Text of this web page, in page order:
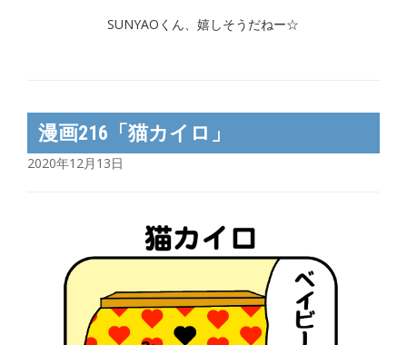
SUNYAOくん、嬉しそうだねー☆
漫画216「猫カイロ」
2020年12月13日